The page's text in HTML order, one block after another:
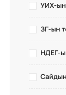
УИХ-ын
ЗГ-ын
НДЕГ-